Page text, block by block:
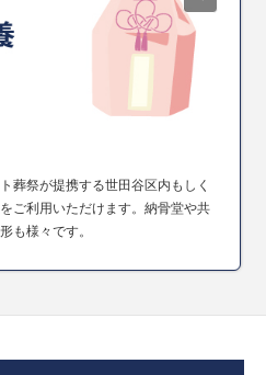
葬祭が提携する世田谷区内もしく
ご利用いただけます。納骨堂や共
も様々です。